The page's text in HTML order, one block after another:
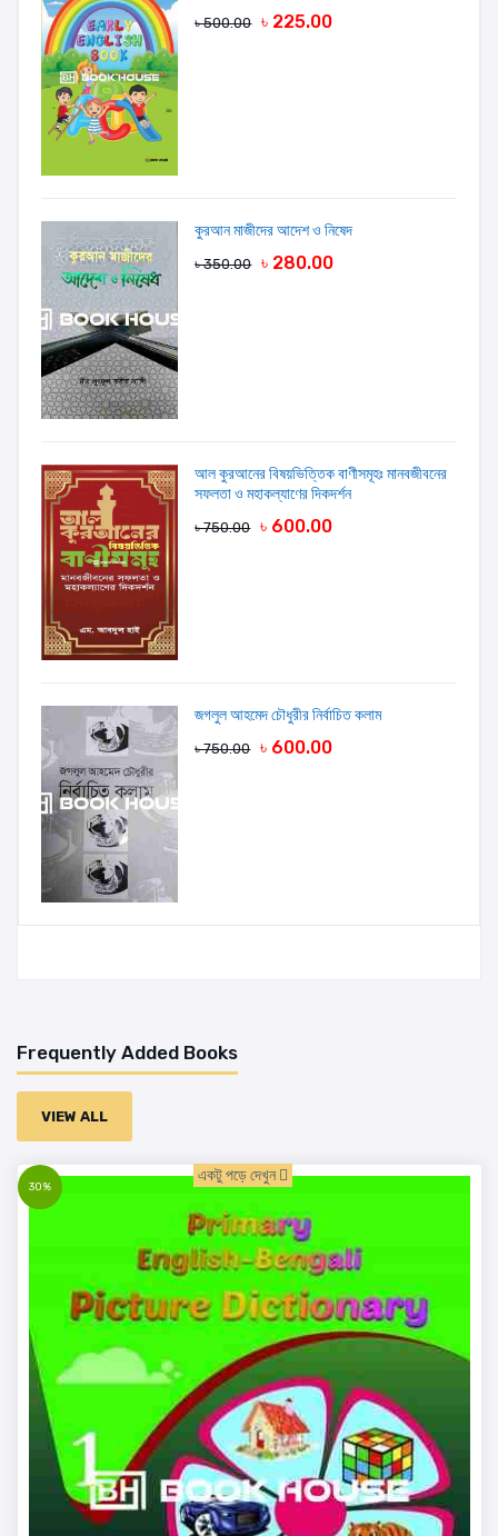
৳ 500.00 ৳ 225.00
কুরআন মাজীদের আদেশ ও নিষেদ
৳ 350.00 ৳ 280.00
আল কুরআনের বিষয়ভিত্তিক বাণীসমূহঃ মানবজীবনের
সফলতা ও মহাকল্যাণের দিকদর্শন
৳ 750.00 ৳ 600.00
জগলুল আহমেদ চৌধুরীর নির্বাচিত কলাম
৳ 750.00 ৳ 600.00
Frequently Added Books
VIEW ALL
30%
একটু পড়ে দেখুন